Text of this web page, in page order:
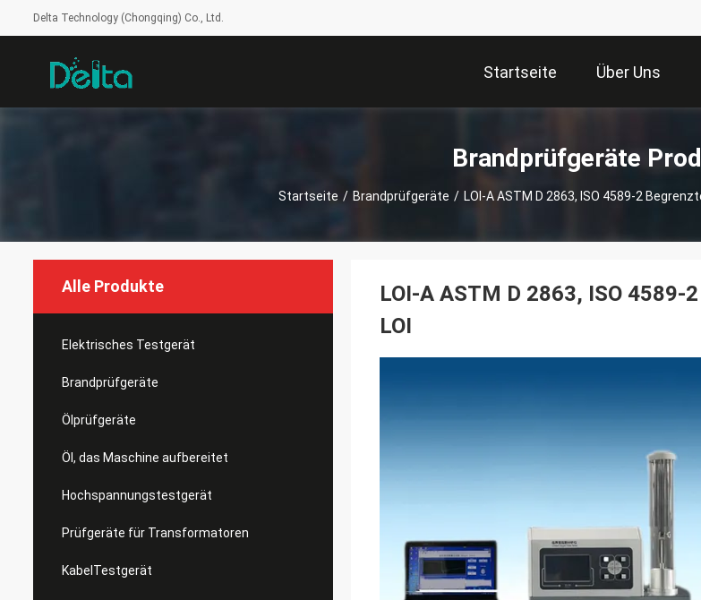
Delta Technology (Chongqing) Co., Ltd.
Startseite Über Uns
Brandprüfgeräte
Startseite / Brandprüfgeräte / LOI-A ASTM D 2863, ISO 4589-2
Alle Produkte
Elektrisches Testgerät
Brandprüfgeräte
Ölprüfgeräte
Öl, das Maschine aufbereitet
Hochspannungstestgerät
Prüfgeräte für Transformatoren
KabelTestgerät
LOI-A ASTM D 2863, ISO
LOI